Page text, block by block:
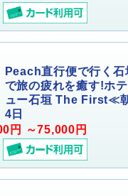
Peach直行便で行く
で旅の疲れを癒す!ホ
ュー石垣 The First≪
4日
円 ～75,000円